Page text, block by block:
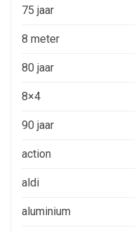
75 jaar
8 meter
80 jaar
8×4
90 jaar
action
aldi
aluminium